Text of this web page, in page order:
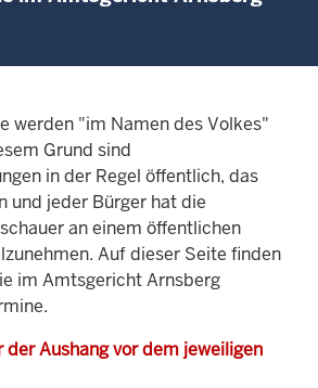
werden "im Namen des Volkes"
Grund sind
in der Regel öffentlich, das
und jeder Bürger hat die
an einem öffentlichen
Auf dieser Seite finden
im Amtsgericht Arnsberg
Aushang vor dem jeweiligen